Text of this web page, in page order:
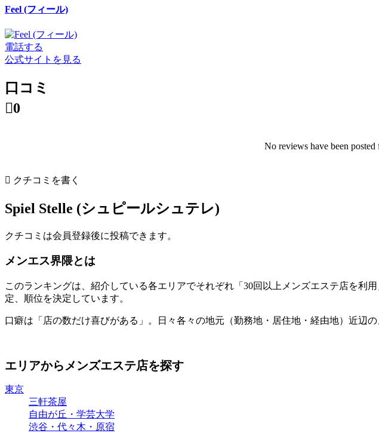
Feel (フィール)
電話する
公式サイトを見る
口コミ
0
No reviews have been
 クチコミを書く
Spiel Stelle (シュピールシュテレ)
クチコミは会員登録後に投稿できます。
メンエス界隈とは
このランキングは、紹介している各エリアでそれぞれ「30回以上メンズエステ店を
定、順位を決定しています。
口癖は「店の数だけ喜びがある」。日々各々の地元（勤務地・居住地・経由地）近辺
エリアからメンズエステ店を探す
東京
三軒茶屋
自由が丘・学芸大学
渋谷・代々木・原宿